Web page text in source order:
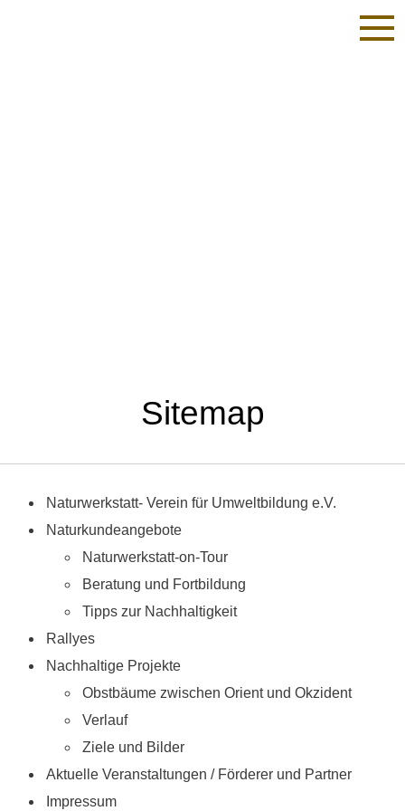
Sitemap
Naturwerkstatt- Verein für Umweltbildung e.V.
Naturkundeangebote
Naturwerkstatt-on-Tour
Beratung und Fortbildung
Tipps zur Nachhaltigkeit
Rallyes
Nachhaltige Projekte
Obstbäume zwischen Orient und Okzident
Verlauf
Ziele und Bilder
Aktuelle Veranstaltungen / Förderer und Partner
Impressum